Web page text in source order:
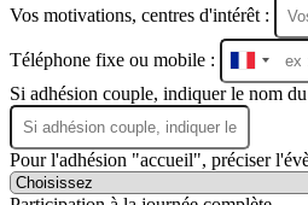
Vos motivations, centres d'intérêt :
Téléphone fixe ou mobile :
France
+33
Si adhésion couple, indiquer le nom
Pour l'adhésion "accueil", préciser